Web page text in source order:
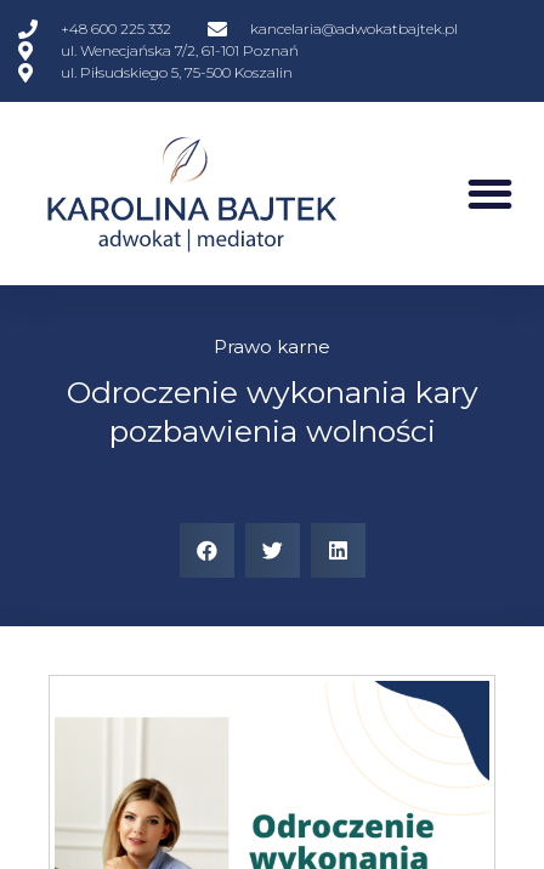
+48 600 225 332
kancelaria@adwokatbajtek.pl
ul. Wenecjańska 7/2, 61-101 Poznań
ul. Piłsudskiego 5, 75-500 Koszalin
Prawo karne
Odroczenie wykonania kary
pozbawienia wolności